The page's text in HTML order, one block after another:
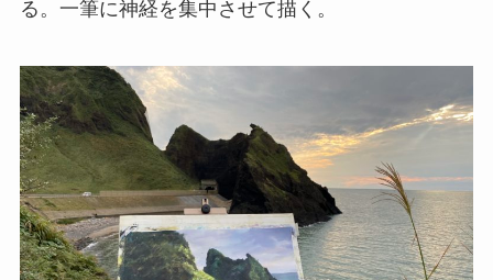
る。一筆に神経を集中させて描く。